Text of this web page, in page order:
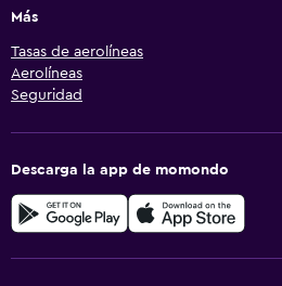
Más
Tasas de aerolíneas
Aerolíneas
Seguridad
Descarga la app de momondo